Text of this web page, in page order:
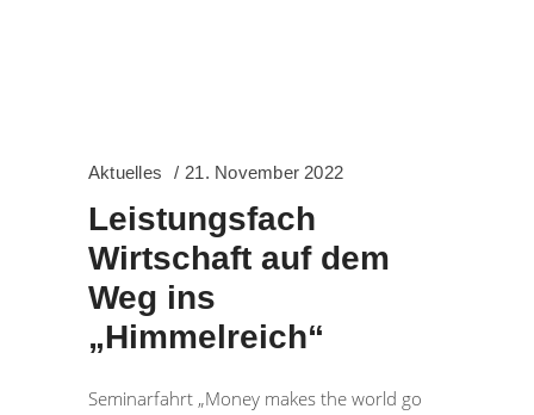
Aktuelles 21. November 2022
Leistungsfach
Wirtschaft auf dem
Weg ins
„Himmelreich“
Seminarfahrt „Money makes the world go